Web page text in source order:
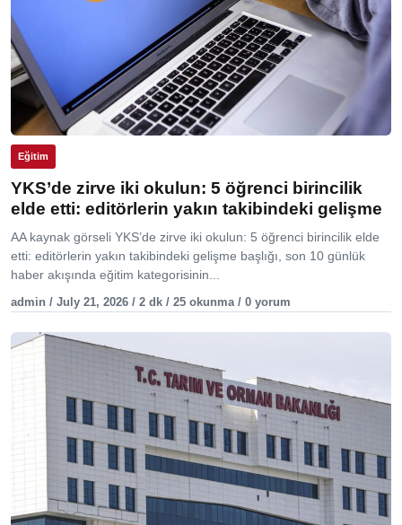
Eğitim
YKS’de zirve iki okulun: 5 öğrenci birincilik
elde etti: editörlerin yakın takibindeki gelişme
AA kaynak görseli YKS’de zirve iki okulun: 5 öğrenci birincilik elde
etti: editörlerin yakın takibindeki gelişme başlığı, son 10 günlük
haber akışında eğitim kategorisinin...
admin / July 21, 2026 / 2 dk / 25 okunma / 0 yorum